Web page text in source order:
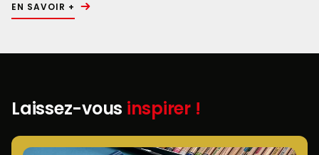
EN SAVOIR +
Laissez-vous inspirer !